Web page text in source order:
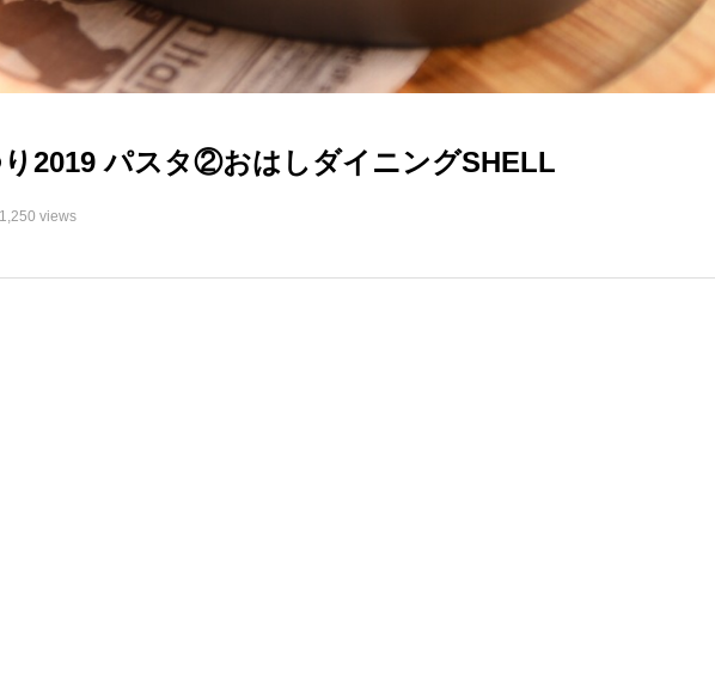
2019 パスタ②おはしダイニングSHELL
1,250 views